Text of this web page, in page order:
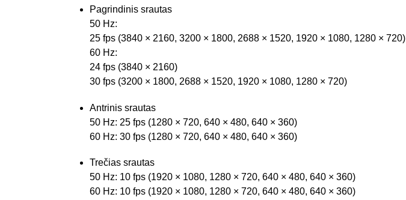
Pagrindinis srautas
50 Hz:
25 fps (3840 × 2160, 3200 × 1800, 2688 × 1520, 1920 × 1080, 1280 × 720)
60 Hz:
24 fps (3840 × 2160)
30 fps (3200 × 1800, 2688 × 1520, 1920 × 1080, 1280 × 720)
Antrinis srautas
50 Hz: 25 fps (1280 × 720, 640 × 480, 640 × 360)
60 Hz: 30 fps (1280 × 720, 640 × 480, 640 × 360)
Trečias srautas
50 Hz: 10 fps (1920 × 1080, 1280 × 720, 640 × 480, 640 × 360)
60 Hz: 10 fps (1920 × 1080, 1280 × 720, 640 × 480, 640 × 360)